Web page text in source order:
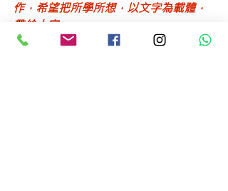
作，希望把所學所想，以文字為載體，
帶給大家。
​原文連結：https://bit.ly/3z42u5T